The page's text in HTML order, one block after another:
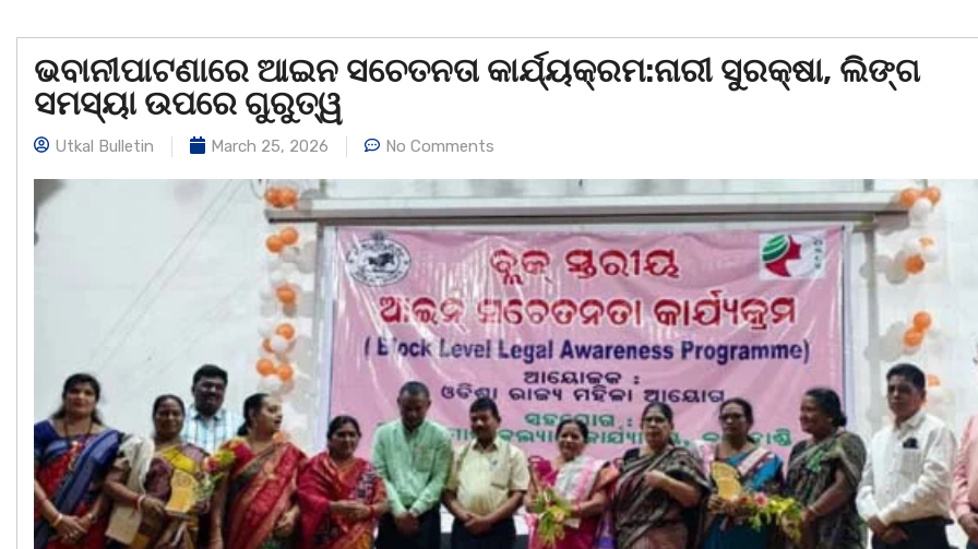
ଭବାନୀପାଟଣାରେ ଆଇନ ସଚେତନତା କାର୍ଯ୍ୟକ୍ରମ:ନାରୀ ସୁରକ୍ଷା, ଲିଙ୍ଗ
ସମସ୍ୟା ଉପରେ ଗୁରୁତ୍ୱ
Utkal Bulletin March 25, 2026 No Comments